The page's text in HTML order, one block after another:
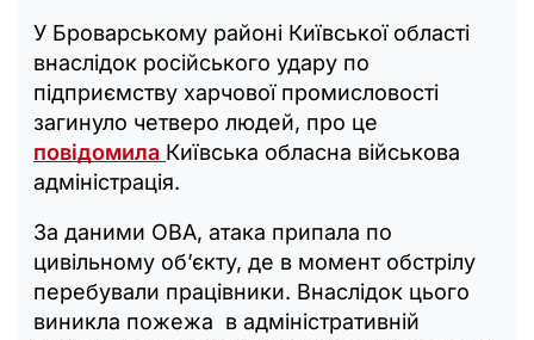
У Броварському районі Київської області
внаслідок російського удару по
підприємству харчової промисловості
загинуло четверо людей, про це
повідомила Київська обласна військова
адміністрація.
За даними ОВА, атака припала по
цивільному об’єкту, де в момент обстрілу
перебували працівники. Внаслідок цього
виникла пожежа в адміністративній